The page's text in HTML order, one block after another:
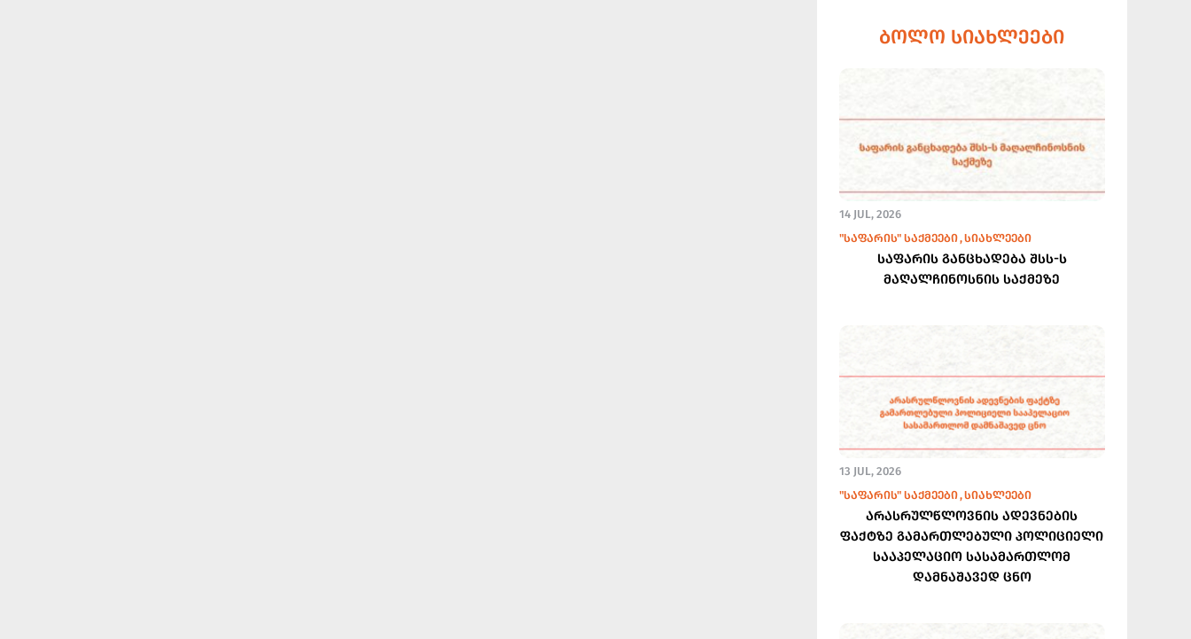
ᲑᲝᲚᲝ ᲡᲘᲐᲮᲚᲔᲔᲑᲘ
14 JUL, 2026
"ᲡᲐᲤᲐᲠᲘᲡ" ᲡᲐᲥᲛᲔᲔᲑᲘ ᲡᲘᲐᲮᲚᲔᲔᲑᲘ
საფარის განცხადება შსს-ს
მაღალჩინოსნის საქმეზე
13 JUL, 2026
"ᲡᲐᲤᲐᲠᲘᲡ" ᲡᲐᲥᲛᲔᲔᲑᲘ ᲡᲘᲐᲮᲚᲔᲔᲑᲘ
არასრულწლოვნის ადევნების
ფაქტზე გამართლებული პოლიციელი
სააპელაციო სასამართლომ
დამნაშავედ ცნო